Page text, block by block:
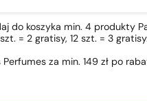
do koszyka min. 4 produkty
= 2 gratisy, 12 szt. = 3
Perfumes za min. 149 zł po